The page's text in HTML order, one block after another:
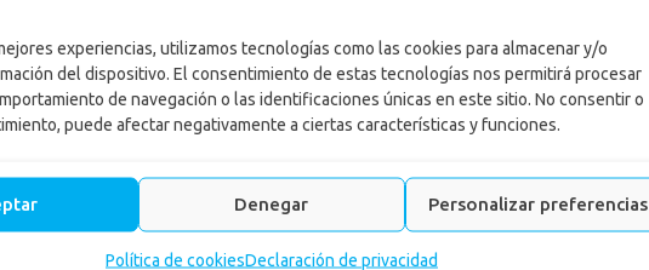
experiencias, utilizamos tecnologías como las cookies para almacenar y/o
del dispositivo. El consentimiento de estas tecnologías nos permitirá procesar
de navegación o las identificaciones únicas en este sitio. No consentir o
puede afectar negativamente a ciertas características y funciones.
Denegar Personalizar preferencias
Política de cookiesDeclaración de privacidad
el auditorio de Confa abre sus puertas para recibir a